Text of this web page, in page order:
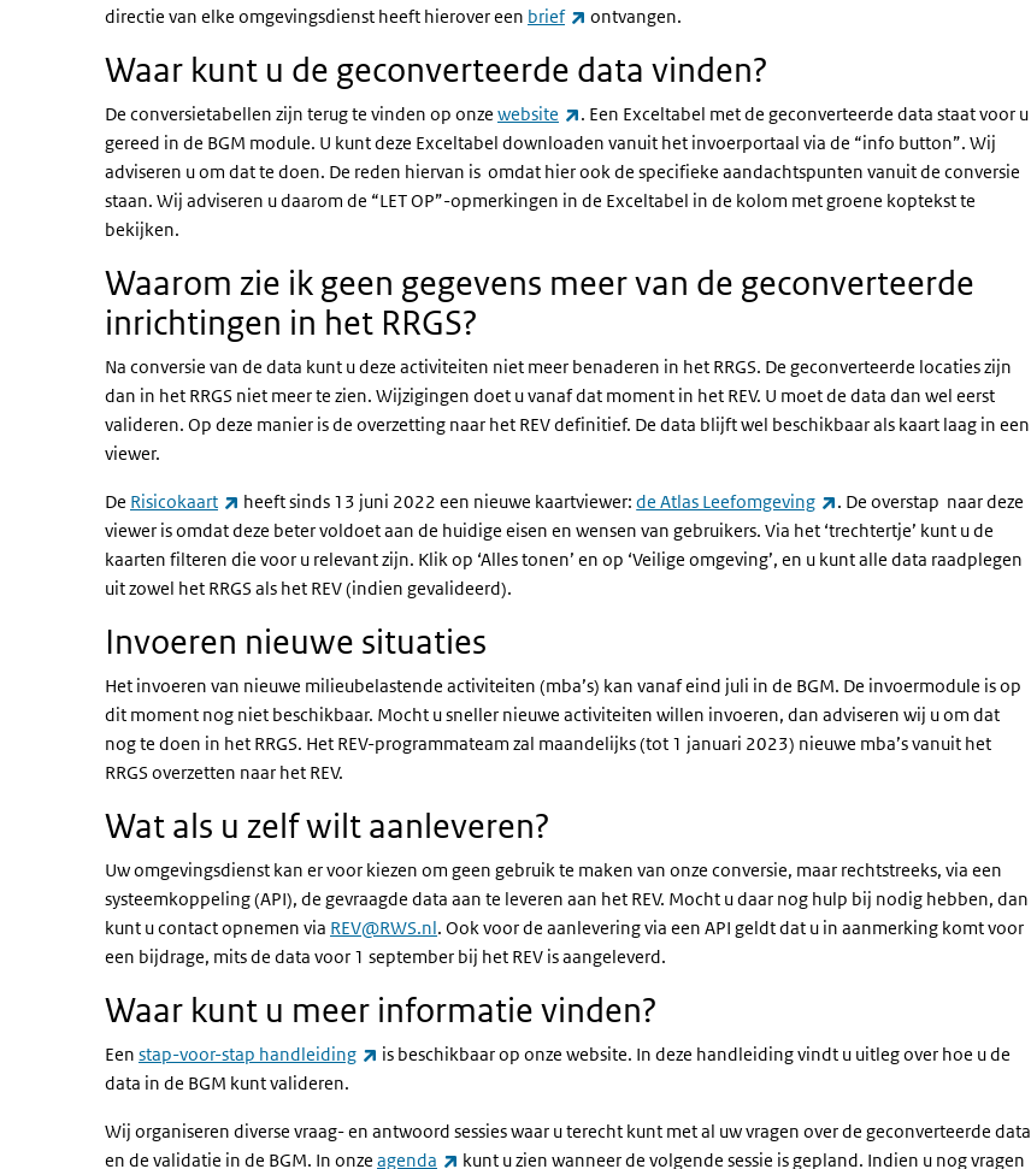
directie van elke omgevingsdienst heeft hierover een brief (externe link)
ontvangen.
Waar kunt u de geconverteerde data vinden?
De conversietabellen zijn terug te vinden op onze website (externe link)
. Een Exceltabel met de geconverteerde data staat voor u
gereed in de BGM module. U kunt deze Exceltabel downloaden vanuit het invoerportaal via de “info button”. Wij
adviseren u om dat te doen. De reden hiervan is omdat hier ook de specifieke aandachtspunten vanuit de conversie
staan. Wij adviseren u daarom de “LET OP”-opmerkingen in de Exceltabel in de kolom met groene koptekst te
bekijken.
Waarom zie ik geen gegevens meer van de geconverteerde
inrichtingen in het RRGS?
Na conversie van de data kunt u deze activiteiten niet meer benaderen in het RRGS. De geconverteerde locaties zijn
dan in het RRGS niet meer te zien. Wijzigingen doet u vanaf dat moment in het REV. U moet de data dan wel eerst
valideren. Op deze manier is de overzetting naar het REV definitief. De data blijft wel beschikbaar als kaart laag in een
viewer.
De Risicokaart (externe link)
heeft sinds 13 juni 2022 een nieuwe kaartviewer:de Atlas Leefomgeving (externe link)
. De overstap naar deze
viewer is omdat deze beter voldoet aan de huidige eisen en wensen van gebruikers. Via het ‘trechtertje’ kunt u de
kaarten filteren die voor u relevant zijn. Klik op ‘Alles tonen’ en op ‘Veilige omgeving’, en u kunt alle data raadplegen
uit zowel het RRGS als het REV (indien gevalideerd).
Invoeren nieuwe situaties
Het invoeren van nieuwe milieubelastende activiteiten (mba’s) kan vanaf eind juli in de BGM. De invoermodule is op
dit moment nog niet beschikbaar. Mocht u sneller nieuwe activiteiten willen invoeren, dan adviseren wij u om dat
nog te doen in het RRGS. Het REV-programmateam zal maandelijks (tot 1 januari 2023) nieuwe mba’s vanuit het
RRGS overzetten naar het REV.
Wat als u zelf wilt aanleveren?
Uw omgevingsdienst kan er voor kiezen om geen gebruik te maken van onze conversie, maar rechtstreeks, via een
systeemkoppeling (API), de gevraagde data aan te leveren aan het REV. Mocht u daar nog hulp bij nodig hebben, dan
kunt u contact opnemen via REV@RWS.nl. Ook voor de aanlevering via een API geldt dat u in aanmerking komt voor
een bijdrage, mits de data voor 1 september bij het REV is aangeleverd.
Waar kunt u meer informatie vinden?
Een stap-voor-stap handleiding (externe link)
is beschikbaar op onze website. In deze handleiding vindt u uitleg over hoe u de
data in de BGM kunt valideren.
Wij organiseren diverse vraag- en antwoord sessies waar u terecht kunt met al uw vragen over de geconverteerde data
en de validatie in de BGM. In onze agenda (externe link)
kunt u zien wanneer de volgende sessie is gepland. Indien u nog vragen